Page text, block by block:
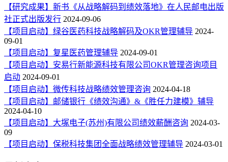
【研究成果】新书《从战略解码到绩效落地》在人民邮电出版
社正式出版发行 2024-09-06
【项目启动】绿谷医药科技战略解码及OKR管理辅导 2024-
09-01
【项目启动】复星医药管理辅导 2024-09-01
【项目启动】安易行新能源科技有限公司OKR管理咨询项目
启动 2024-09-01
【项目启动】微传科技战略绩效管理咨询 2024-04-18
【项目启动】邮储银行《绩效沟通》&《胜任力建模》辅导
2024-04-10
【项目启动】大塚电子(苏州)有限公司绩效薪酬咨询 2024-03-
09
【项目启动】保税科技集团全面战略绩效管理辅导 2024-03-01